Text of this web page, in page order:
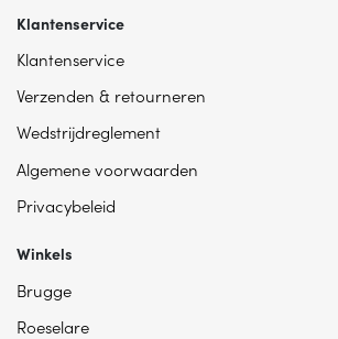
Klantenservice
Klantenservice
Verzenden & retourneren
Wedstrijdreglement
Algemene voorwaarden
Privacybeleid
Winkels
Brugge
Roeselare